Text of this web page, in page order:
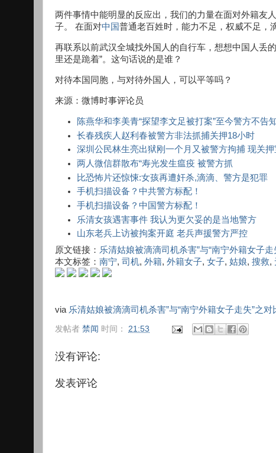
两件事情中能明显的反应出，我们的力量在面对外籍友
子。 在面对中国普通老百姓时，能力不足，权威不足，
再联系以前武汉全城找外国人的自行车，想想中国人丢
里还是跪着”。这句话说的是谁？
对待本国同胞，与对待外国人，可以平等吗？
来源：微博时事评论员
陈燕华和李美青“探望李文足被打案”至今警方不告
长春残疾人赵利春被警方非法抓捕关押18小时
深圳公民林生亮出狱刚一个月又被警方拘捕 现关
两人微信群散布“寿光发生瘟疫 被警方抓
比恐怖片还惊悚:女孩再遭奸杀,滴滴、警方是犯罪
手机扫描设备？中共警方标配！
手机扫描设备？中国警方标配！
乐清女孩遇害事件 我认为更欠妥的是当地警方
山东老兵上访被拘案开庭 老兵声援警方严控
原文链接： 乐清姑娘被滴滴司机杀害”与“南宁外籍女子走
本文标签： 南宁, 司机, 外籍, 外籍女子, 女子, 姑娘, 搜救,
via 乐清姑娘被滴滴司机杀害”与“南宁外籍女子走失”之对
发帖者 禁闻 时间： 21:53
没有评论:
发表评论